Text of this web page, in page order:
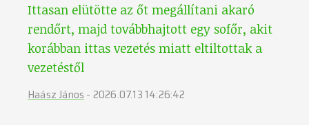
Ittasan elütötte az őt megállítani akaró
rendőrt, majd továbbhajtott egy sofőr, akit
korábban ittas vezetés miatt eltiltottak a
vezetéstől
Haász János - 2026.07.13 14:26:42